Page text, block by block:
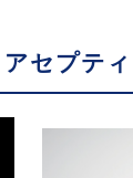
セプテ